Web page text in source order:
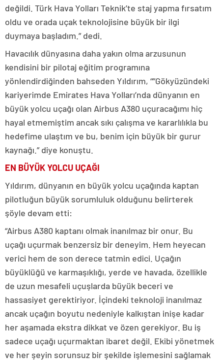
değildi. Türk Hava Yolları Teknik’te staj yapma fırsatım
oldu ve orada uçak teknolojisine büyük bir ilgi
duymaya başladım.” dedi.
Havacılık dünyasına daha yakın olma arzusunun
kendisini bir pilotaj eğitim programına
yönlendirdiğinden bahseden Yıldırım, “”Gökyüzündeki
kariyerimde Emirates Hava Yolları’nda dünyanın en
büyük yolcu uçağı olan Airbus A380 uçuracağımı hiç
hayal etmemiştim ancak sıkı çalışma ve kararlılıkla bu
hedefime ulaştım ve bu, benim için büyük bir gurur
kaynağı.” diye konuştu.
EN BÜYÜK YOLCU UÇAĞI
Yıldırım, dünyanın en büyük yolcu uçağında kaptan
pilotluğun büyük sorumluluk olduğunu belirterek
şöyle devam etti:
“Airbus A380 kaptanı olmak inanılmaz bir onur. Bu
uçağı uçurmak benzersiz bir deneyim. Hem heyecan
verici hem de son derece tatmin edici. Uçağın
büyüklüğü ve karmaşıklığı, yerde ve havada, özellikle
de uzun mesafeli uçuşlarda büyük beceri ve
hassasiyet gerektiriyor. İçindeki teknoloji inanılmaz
ancak uçağın boyutu nedeniyle kalkıştan inişe kadar
her aşamada ekstra dikkat ve özen gerekiyor. Bu iş
sadece uçağı uçurmaktan ibaret değil. Ekibi yönetmek
ve her şeyin sorunsuz bir şekilde işlemesini sağlamak